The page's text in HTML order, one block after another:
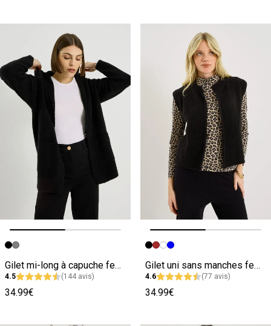
Image précédente
Image suivante
Gilet mi-long à capuche femme
4.5 (144 avis)
34.99€
Image précédente
Image suivante
Gilet uni sans manches femme
4.6 (77 avis)
34.99€